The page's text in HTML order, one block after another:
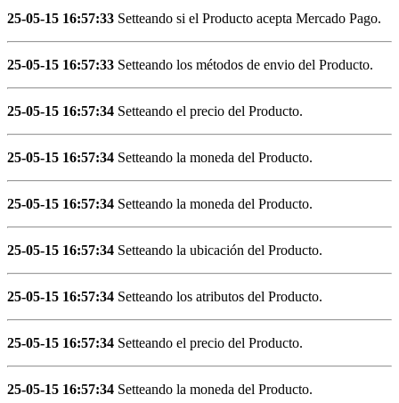
25-05-15 16:57:33 Setteando si el Producto acepta Mercado Pago.
25-05-15 16:57:33 Setteando los métodos de envio del Producto.
25-05-15 16:57:34 Setteando el precio del Producto.
25-05-15 16:57:34 Setteando la moneda del Producto.
25-05-15 16:57:34 Setteando la moneda del Producto.
25-05-15 16:57:34 Setteando la ubicación del Producto.
25-05-15 16:57:34 Setteando los atributos del Producto.
25-05-15 16:57:34 Setteando el precio del Producto.
25-05-15 16:57:34 Setteando la moneda del Producto.